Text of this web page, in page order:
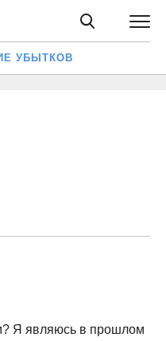
УБЫТКОВ
Я являюсь в прошлом